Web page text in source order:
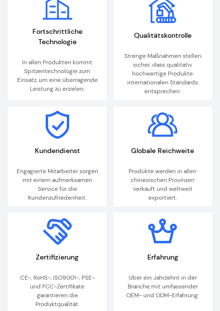
Tuya WiFi, intelligente
Verbindung und
Innovative Tuya WiFi
Verbindungstechnologie, die
Überwachungszentrum für
Luftqualität macht. Egal wo Sie
sich befinden, solange Sie die
mobile App öffnen, können Sie
den Status der Luftqualität
Ferne überprüfen
Fortschrittliche
Technologie
In allen Produkten kommt
Spitzentechnologie zum
Einsatz, um eine überragende
Leistung zu erzielen.
Qualitätskontrolle
Strenge Maßnahmen stellen
sicher, dass qualitativ
hochwertige Produkte
internationalen Standards
entsprechen.
Kundendienst
Engagierte Mitarbeiter sorgen
mit einem aufmerksamen
Service für die
Kundenzufriedenheit.
Globale Reichweite
Produkte werden in allen
chinesischen Provinzen
verkauft und weltweit
exportiert.
Zertifizierung
CE-, RoHS-, ISO9001-, PSE-
und FCC-Zertifikate
garantieren die
Produktqualität.
Erfahrung
Über ein Jahrzehnt in der
Branche mit umfassender
OEM- und ODM-Erfahrung.